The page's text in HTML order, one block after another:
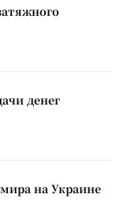
денег
на Украине